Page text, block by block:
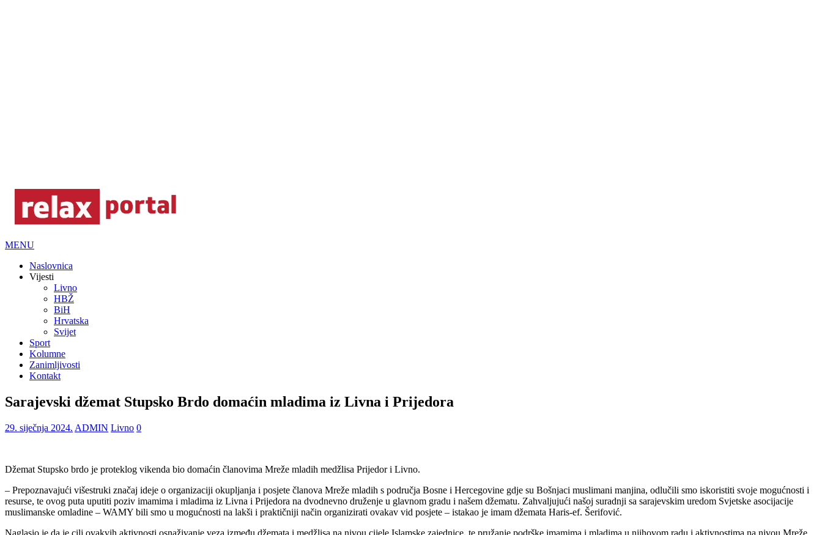
MENU
Naslovnica
Vijesti
Livno
HBŽ
BiH
Hrvatska
Svijet
Sport
Kolumne
Zanimljivosti
Kontakt
Sarajevski džemat Stupsko Brdo domaćin mladima iz Livna i Prijedora
29. siječnja 2024. ADMIN Livno 0
Džemat Stupsko brdo je proteklog vikenda bio domaćin članovima Mreže mladih medžlisa Prijedor i Livno.
– Prepoznavajući višestruki značaj ideje o organizaciji okupljanja i posjete članova Mreže mladih s područja Bosne i Hercegovine gdje su Bošnjaci muslimani manjina, odlučili smo iskoristiti svoje mogućnosti i
resurse, te ovog puta uputiti poziv imamima i mladima iz Livna i Prijedora na dvodnevno druženje u glavnom gradu i našem džematu. Zahvaljujući našoj suradnji sa sarajevskim uredom Svjetske asocijacije
muslimanske omladine – WAMY bili smo u mogućnosti na lakši i praktičniji način organizirati ovakav vid posjete – istakao je imam džemata Haris-ef. Šerifović.
Naglasio je da je cilj ovakvih aktivnosti osnaživanje veza između džemata i medžlisa na nivou cijele Islamske zajednice, te pružanje podrške imamima i mladima u njihovom radu i aktivnostima na nivou Mreže